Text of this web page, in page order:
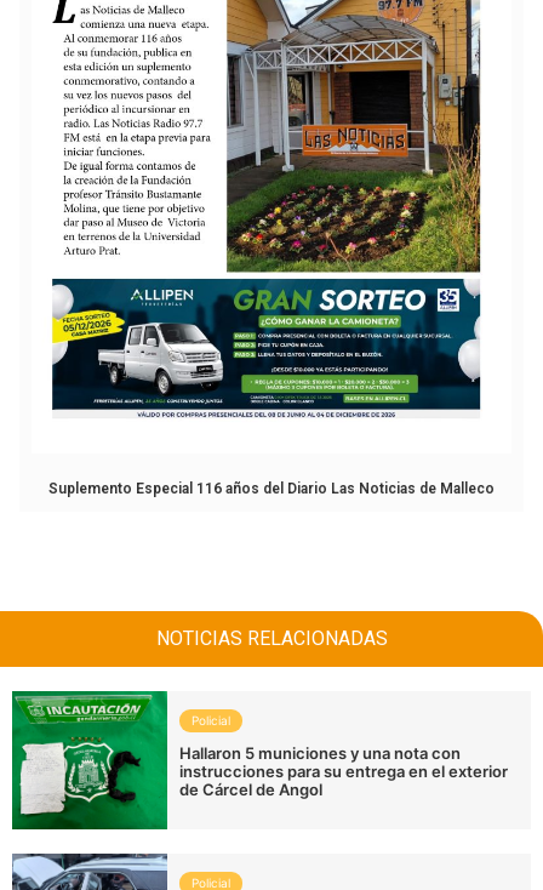
Suplemento Especial 116 años del Diario Las Noticias de Malleco
NOTICIAS RELACIONADAS
Policial
Hallaron 5 municiones y una nota con
instrucciones para su entrega en el exterior
de Cárcel de Angol
Policial